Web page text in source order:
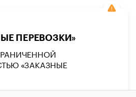
ПЕРЕВОЗКИ»
«ЗАКАЗНЫЕ
грузов
Наземный транспорт